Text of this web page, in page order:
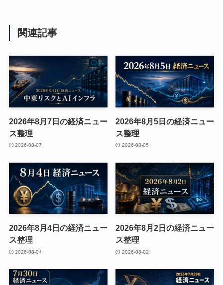
関連記事
2026年8月7日の経済ニュー
ス整理
2026-08-07
2026年8月5日の経済ニュー
ス整理
2026-08-05
2026年8月4日の経済ニュー
ス整理
2026-08-04
2026年8月2日の経済ニュー
ス整理
2026-08-02